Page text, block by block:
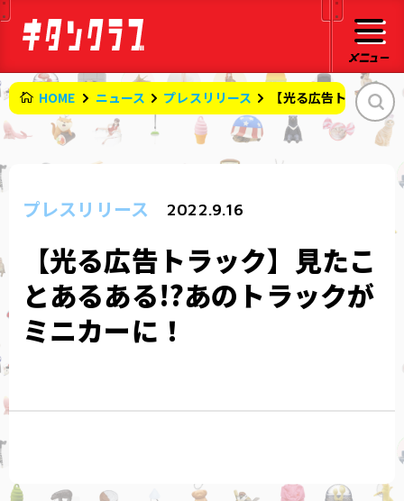
HOME ニュース プレスリリース 【光る広告トラック
プレスリリース 2022.9.16
【光る広告トラック】見たこ
とあるある!?あのトラックが
ミニカーに！